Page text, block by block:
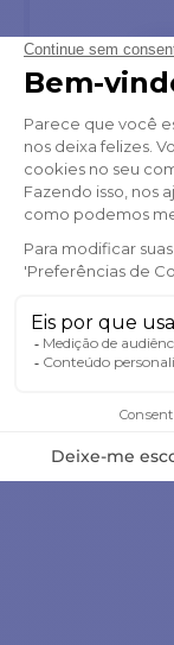
Polia da cabeça
Paragem
Sonda 3 em 1
📢Ofertas
Relâmpago
491,90 €
ÚLTIMOS